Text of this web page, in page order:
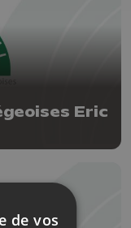
Eric
de vos